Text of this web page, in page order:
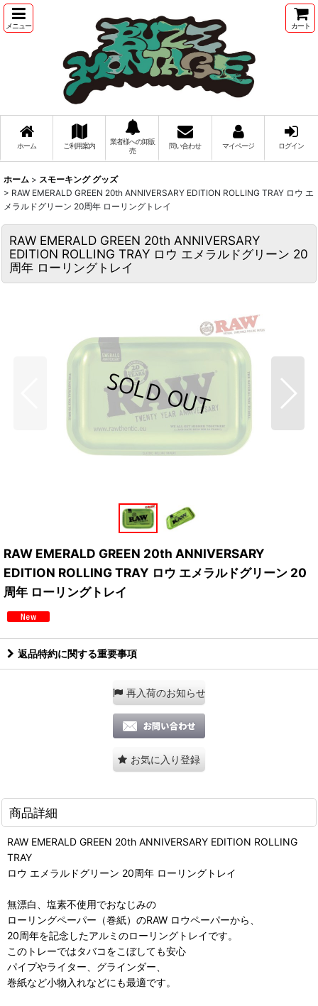
メニュー カート
ホーム ご利用案内
業者様への卸販
売
問い合わせ マイページ ログイン
ホーム > スモーキング グッズ
> RAW EMERALD GREEN 20th ANNIVERSARY EDITION ROLLING TRAY ロウ エ
メラルドグリーン 20周年 ローリングトレイ
RAW EMERALD GREEN 20th ANNIVERSARY
EDITION ROLLING TRAY ロウ エメラルドグリーン 20
周年 ローリングトレイ
RAW EMERALD GREEN 20th ANNIVERSARY
EDITION ROLLING TRAY ロウ エメラルドグリーン 20
周年 ローリングトレイ
返品特約に関する重要事項
再入荷のお知らせ
お気に入り登録
商品詳細
RAW EMERALD GREEN 20th ANNIVERSARY EDITION ROLLING
TRAY
ロウ エメラルドグリーン 20周年 ローリングトレイ
無漂白、塩素不使用でおなじみの
ローリングペーパー（巻紙）のRAW ロウペーパーから、
20周年を記念したアルミのローリングトレイです。
このトレーではタバコをこぼしても安心
パイプやライター、グラインダー、
巻紙など小物入れなどにも最適です。